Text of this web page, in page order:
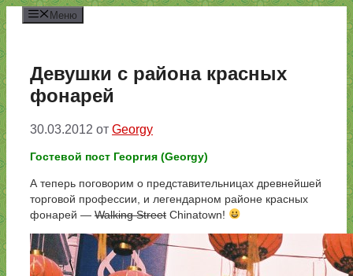
Перейти
к
содержимому
Меню
Девушки с района красных
фонарей
30.03.2012 от Georgy
Гостевой пост Георгия (Georgy)
А теперь поговорим о представительницах древнейшей
торговой профессии, и легендарном районе красных
фонарей — Walking Street Chinatown!